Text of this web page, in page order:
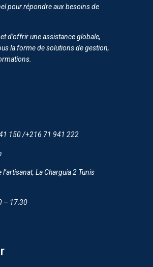
pour répondre aux besoins de
d’offrir une assistance globale,
la forme de solutions de gestion,
150 /+216 71 941 222
La Charguia 2 Tunis
– 17:30